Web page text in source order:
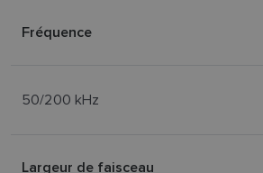
Fréquence
50/200 kHz
Largeur de faisceau